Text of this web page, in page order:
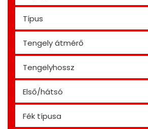
Típus
Tengely átmérő
Tengelyhossz
Első/hátsó
Fék típusa